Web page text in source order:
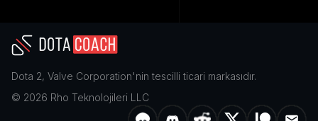
Dota 2, Valve Corporation'nin tescilli ticari markasıdır.
© 2026 Rho Teknolojileri LLC